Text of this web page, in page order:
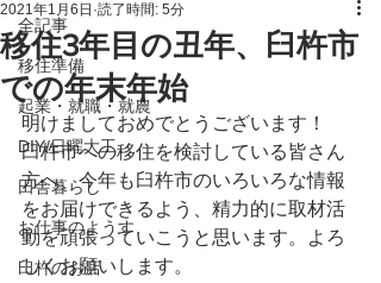
全記事
移住準備
起業・就職・就農
DIY/日曜大工
田舎暮らし
お仕事のようす
臼杵のお店
移住3年目の丑年、臼杵市
での年末年始
2021年1月6日 読了時間: 5分
明けましておめでとうございます！
臼杵市への移住を検討している皆さん
方へ、今年も臼杵市のいろいろな情報
をお届けできるよう、精力的に取材活
動を頑張っていこうと思います。よろ
しくお願いします。